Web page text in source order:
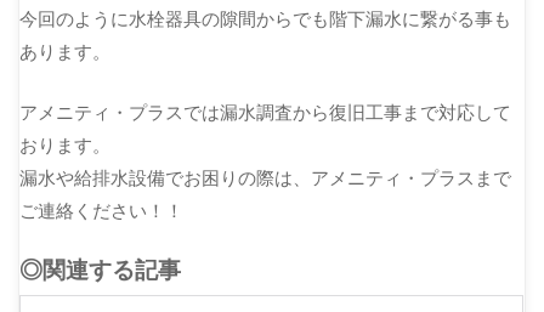
今回のように水栓器具の隙間からでも階下漏水に繋がる事も
あります。
アメニティ・プラスでは漏水調査から復旧工事まで対応して
おります。
漏水や給排水設備でお困りの際は、アメニティ・プラスまで
ご連絡ください！！
◎関連する記事